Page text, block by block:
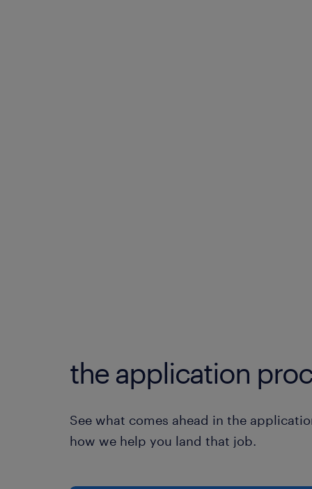
the application
See what comes ahead in the
how we help you land that job.